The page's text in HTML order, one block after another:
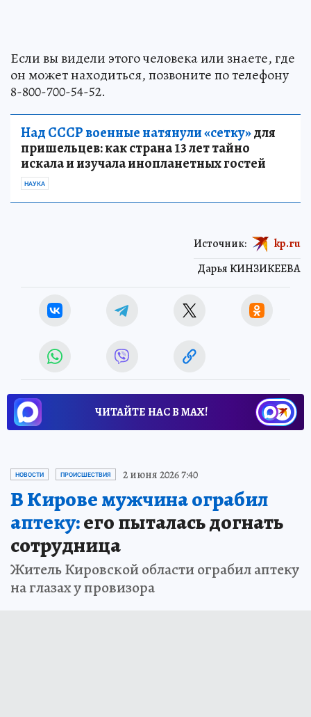
Если вы видели этого человека или знаете, где
он может находиться, позвоните по телефону
8-800-700-54-52.
Над СССР военные натянули «сетку»для
пришельцев: как страна 13 лет тайно
искала и изучала инопланетных гостей
НАУКА
Дарья КИНЗИКЕЕВА
Источник: kp.ru
ЧИТАЙТЕ НАС В МАХ!
НОВОСТИ ПРОИСШЕСТВИЯ 2 июня 2026 7:40
В Кирове мужчина ограбил
аптеку:его пыталась догнать
сотрудница
Житель Кировской области ограбил аптеку
на глазах у провизора